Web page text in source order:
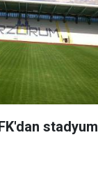
stadyum